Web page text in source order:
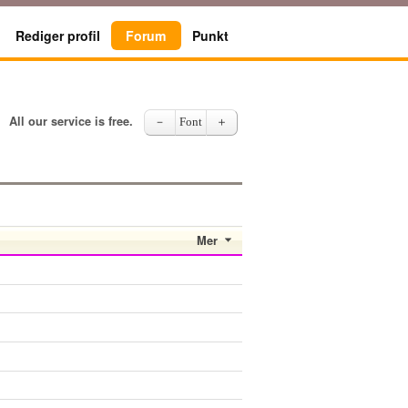
Rediger profil Forum Punkt
All our service is free. － Font ＋
Mer